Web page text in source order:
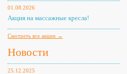
01.08.2026
Акция на массажные кресла!
Смотреть все акции →
Новости
25.12.2025